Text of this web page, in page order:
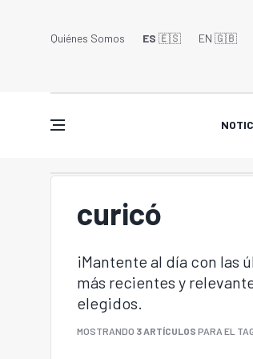
Quiénes Somos ES 🇪🇸 EN 🇬🇧󠁢󠁥󠁮󠁧󠁿
curicó
¡Mantente al día con las
más recientes y
elegidos.
MOSTRANDO 3 ARTÍCULOS PARA EL